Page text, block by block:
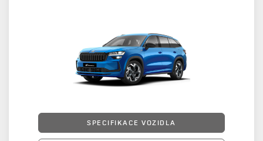
SPECIFIKACE VOZIDLA